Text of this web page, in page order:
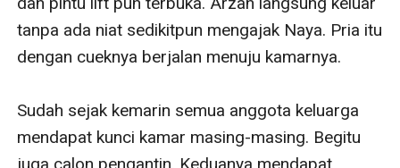
tanpa ada niat sedikitpun mengajak Naya. Pria itu
dengan cueknya berjalan menuju kamarnya.
Sudah sejak kemarin semua anggota keluarga
mendapat kunci kamar masing-masing. Begitu
juga calon pengantin. Keduanya mendapat